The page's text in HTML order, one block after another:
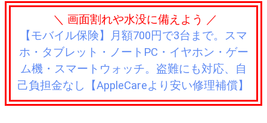
＼ 画面割れや水没に備えよう ／
【モバイル保険】月額700円で3台まで。スマ
ホ・タブレット・ノートPC・イヤホン・ゲー
ム機・スマートウォッチ。盗難にも対応、自
己負担金なし【AppleCareより安い修理補償】